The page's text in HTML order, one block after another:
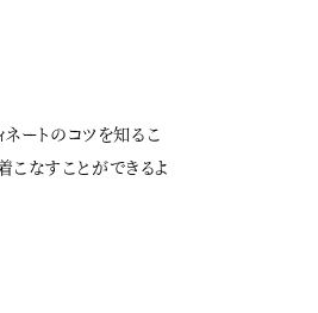
ートのコツを知るこ
こなすことができるよ